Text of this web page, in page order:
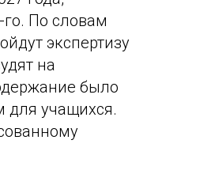
По словам
экспертизу
на
было
для учащихся.